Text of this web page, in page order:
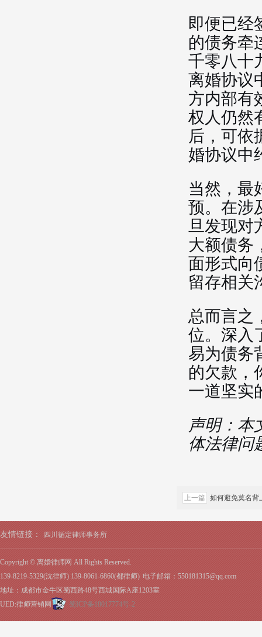
即便已经
的债务牵
千零八十
离婚协议
方内部有
权人仍然
后，可依
婚协议中
当然，最
预。在涉
旦发现对
大额债务
面形式向
留存相关
总而言之
位。深入
易为债务
的欠款，
一道坚实
声明：本
体法律问
上一篇 如何避免莫名背
友情链接： 四川循定律师事务所
Copyright © 离婚律师网 All Rights Reserved.
139-8219-5329(沈律师) 139-8061-6860(都律师) 电子邮箱：550181315@qq.com
地址：成都市金牛区蜀西路48号西城国际A座1203室
UED:律师营销网
蜀ICP备18017774号-2